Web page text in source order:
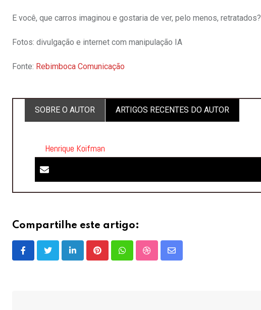
E você, que carros imaginou e gostaria de ver, pelo menos, retratados?
Fotos: divulgação e internet com manipulação IA
Fonte: Rebimboca Comunicação
SOBRE O AUTOR
ARTIGOS RECENTES DO AUTOR
Henrique Koifman
Compartilhe este artigo:
LinkedInPinterestWhatsappStumbleUpon
Share